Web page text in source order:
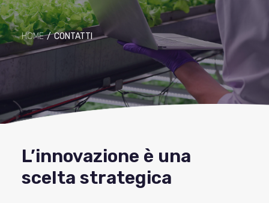
HOME CONTATTI
L’innovazione è una
scelta strategica